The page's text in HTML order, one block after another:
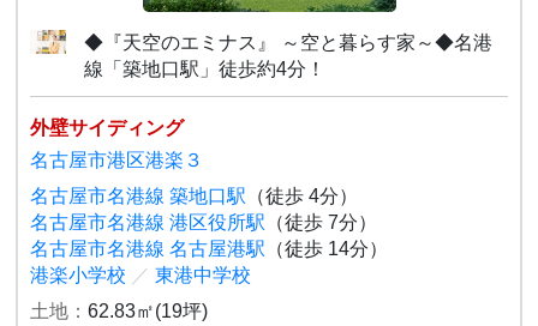
◆『天空のエミナス』 ～空と暮らす家～◆名港
線「築地口駅」徒歩約4分！
外壁サイディング
名古屋市港区港楽３
名古屋市名港線 築地口駅 （徒歩 4分）
名古屋市名港線 港区役所駅 （徒歩 7分）
名古屋市名港線 名古屋港駅 （徒歩 14分）
港楽小学校 ／ 東港中学校
土地：62.83㎡(19坪)